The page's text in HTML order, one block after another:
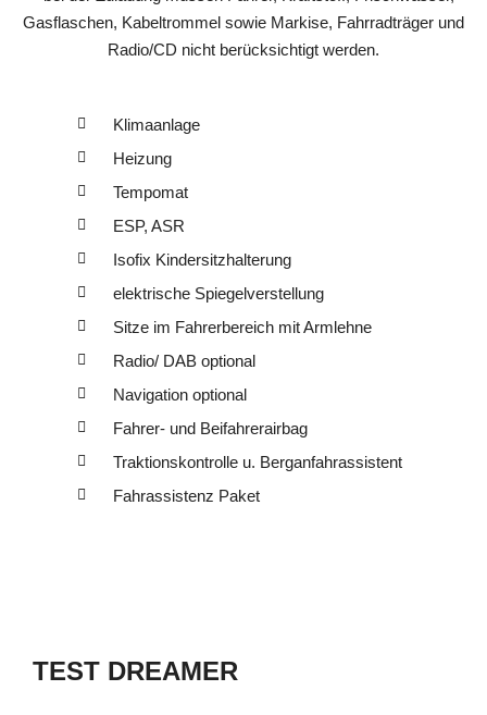
Gasflaschen, Kabeltrommel sowie Markise, Fahrradträger und
Radio/CD nicht berücksichtigt werden.
Klimaanlage
Heizung
Tempomat
ESP, ASR
Isofix Kindersitzhalterung
elektrische Spiegelverstellung
Sitze im Fahrerbereich mit Armlehne
Radio/ DAB optional
Navigation optional
Fahrer- und Beifahrerairbag
Traktionskontrolle u. Berganfahrassistent
Fahrassistenz Paket
TEST DREAMER